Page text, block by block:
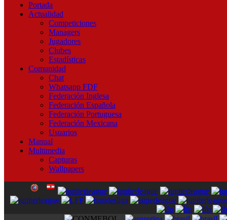
Portada
Actualidad
Competiciones
Managers
Jugadores
Clubes
Estadísticas
Comunidad
Chat
Whatsapp FDF
Federación Inglesa
Federación Española
Federación Portuguesa
Federación Mexicana
Usuarios
Manual
Multimedia
Capturas
Wallpapers